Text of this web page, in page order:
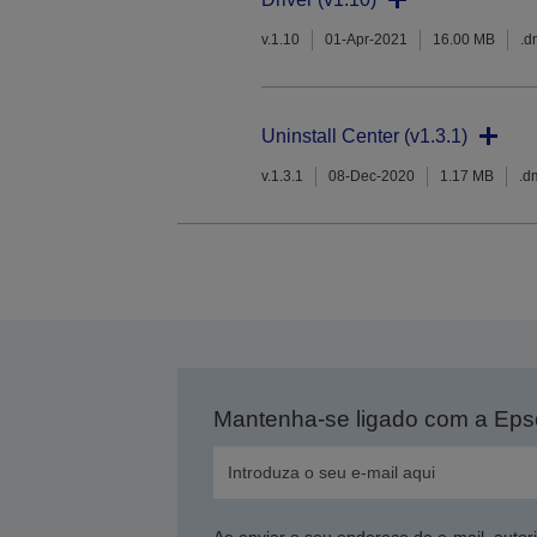
v.1.10 01-Apr-2021 16.00 MB
Uninstall Center (v1.3.1)
v.1.3.1 08-Dec-2020 1.17 MB
Mantenha-se ligado com a